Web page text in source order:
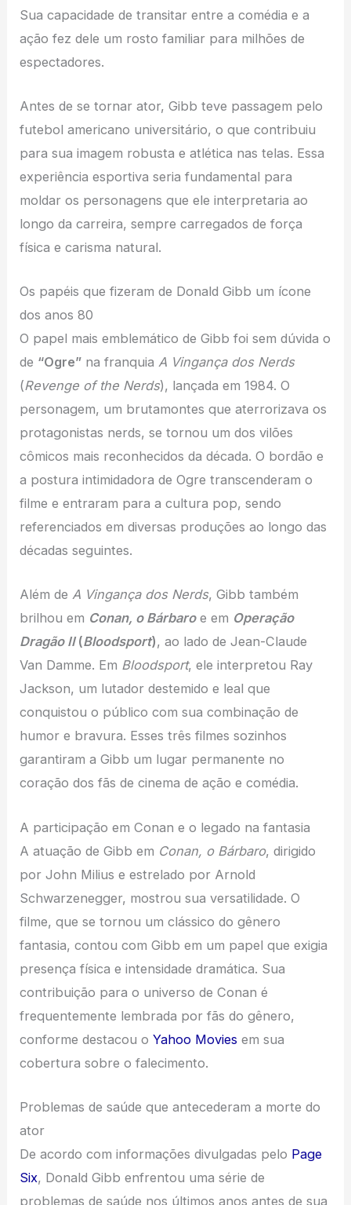
Sua capacidade de transitar entre a comédia e a
ação fez dele um rosto familiar para milhões de
espectadores.
Antes de se tornar ator, Gibb teve passagem pelo
futebol americano universitário, o que contribuiu
para sua imagem robusta e atlética nas telas. Essa
experiência esportiva seria fundamental para
moldar os personagens que ele interpretaria ao
longo da carreira, sempre carregados de força
física e carisma natural.
Os papéis que fizeram de Donald Gibb um ícone
dos anos 80
O papel mais emblemático de Gibb foi sem dúvida o
de “Ogre” na franquiaA Vingança dos Nerds
(Revenge of the Nerds), lançada em 1984. O
personagem, um brutamontes que aterrorizava os
protagonistas nerds, se tornou um dos vilões
cômicos mais reconhecidos da década. O bordão e
a postura intimidadora de Ogre transcenderam o
filme e entraram para a cultura pop, sendo
referenciados em diversas produções ao longo das
décadas seguintes.
Além deA Vingança dos Nerds, Gibb também
brilhou em Conan, o Bárbaroe em Operação
Dragão II(Bloodsport), ao lado de Jean-Claude
Van Damme. Em Bloodsport, ele interpretou Ray
Jackson, um lutador destemido e leal que
conquistou o público com sua combinação de
humor e bravura. Esses três filmes sozinhos
garantiram a Gibb um lugar permanente no
coração dos fãs de cinema de ação e comédia.
A participação em Conan e o legado na fantasia
A atuação de Gibb em Conan, o Bárbaro, dirigido
por John Milius e estrelado por Arnold
Schwarzenegger, mostrou sua versatilidade. O
filme, que se tornou um clássico do gênero
fantasia, contou com Gibb em um papel que exigia
presença física e intensidade dramática. Sua
contribuição para o universo de Conan é
frequentemente lembrada por fãs do gênero,
conforme destacou oYahoo Movies em sua
cobertura sobre o falecimento.
Problemas de saúde que antecederam a morte do
ator
De acordo com informações divulgadas pelo Page
Six, Donald Gibb enfrentou uma série de
problemas de saúde nos últimos anos antes de sua